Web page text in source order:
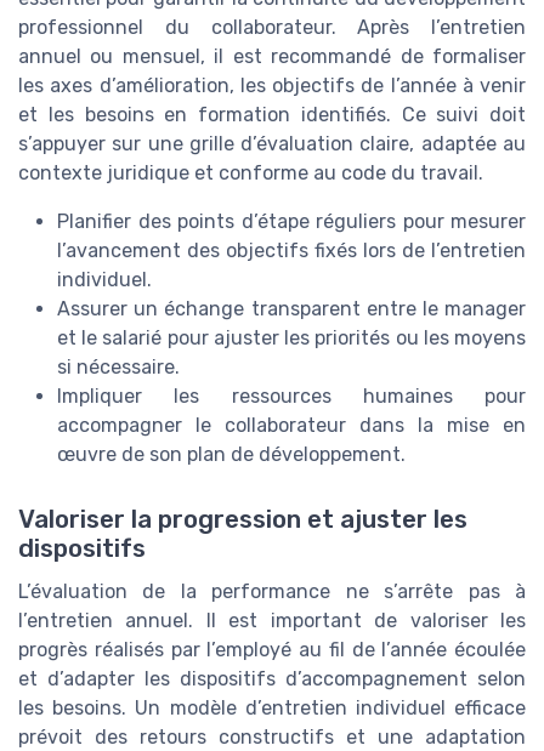
professionnel du collaborateur. Après l’entretien
annuel ou mensuel, il est recommandé de formaliser
les axes d’amélioration, les objectifs de l’année à venir
et les besoins en formation identifiés. Ce suivi doit
s’appuyer sur une grille d’évaluation claire, adaptée au
contexte juridique et conforme au code du travail.
Planifier des points d’étape réguliers pour mesurer
l’avancement des objectifs fixés lors de l’entretien
individuel.
Assurer un échange transparent entre le manager
et le salarié pour ajuster les priorités ou les moyens
si nécessaire.
Impliquer les ressources humaines pour
accompagner le collaborateur dans la mise en
œuvre de son plan de développement.
Valoriser la progression et ajuster les
dispositifs
L’évaluation de la performance ne s’arrête pas à
l’entretien annuel. Il est important de valoriser les
progrès réalisés par l’employé au fil de l’année écoulée
et d’adapter les dispositifs d’accompagnement selon
les besoins. Un modèle d’entretien individuel efficace
prévoit des retours constructifs et une adaptation